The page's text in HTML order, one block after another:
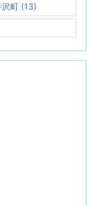
町 (13)